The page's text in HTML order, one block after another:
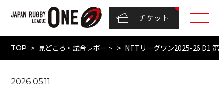
チケット
TOP 見どころ・試合レポート NTTリーグワン2025-26 D1
2026.05.11